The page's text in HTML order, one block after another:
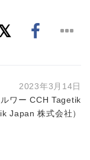
2023年3月14日
ワー CCH Tagetik
Japan 株式会社）